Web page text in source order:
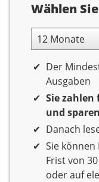
Abolaufzeit
Wählen
12 Monate
Der
Ausgaben
Sie zahlen
und
Danach
Sie
Frist von
oder auf